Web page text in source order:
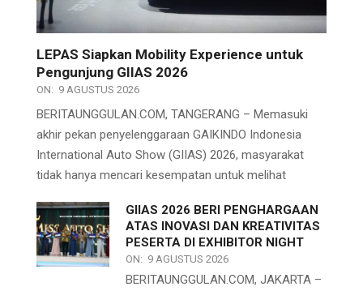
LEPAS Siapkan Mobility Experience untuk
Pengunjung GIIAS 2026
ON: 9 AGUSTUS 2026
BERITAUNGGULAN.COM, TANGERANG – Memasuki
akhir pekan penyelenggaraan GAIKINDO Indonesia
International Auto Show (GIIAS) 2026, masyarakat
tidak hanya mencari kesempatan untuk melihat
GIIAS 2026 BERI PENGHARGAAN
ATAS INOVASI DAN KREATIVITAS
PESERTA DI EXHIBITOR NIGHT
ON: 9 AGUSTUS 2026
BERITAUNGGULAN.COM, JAKARTA –